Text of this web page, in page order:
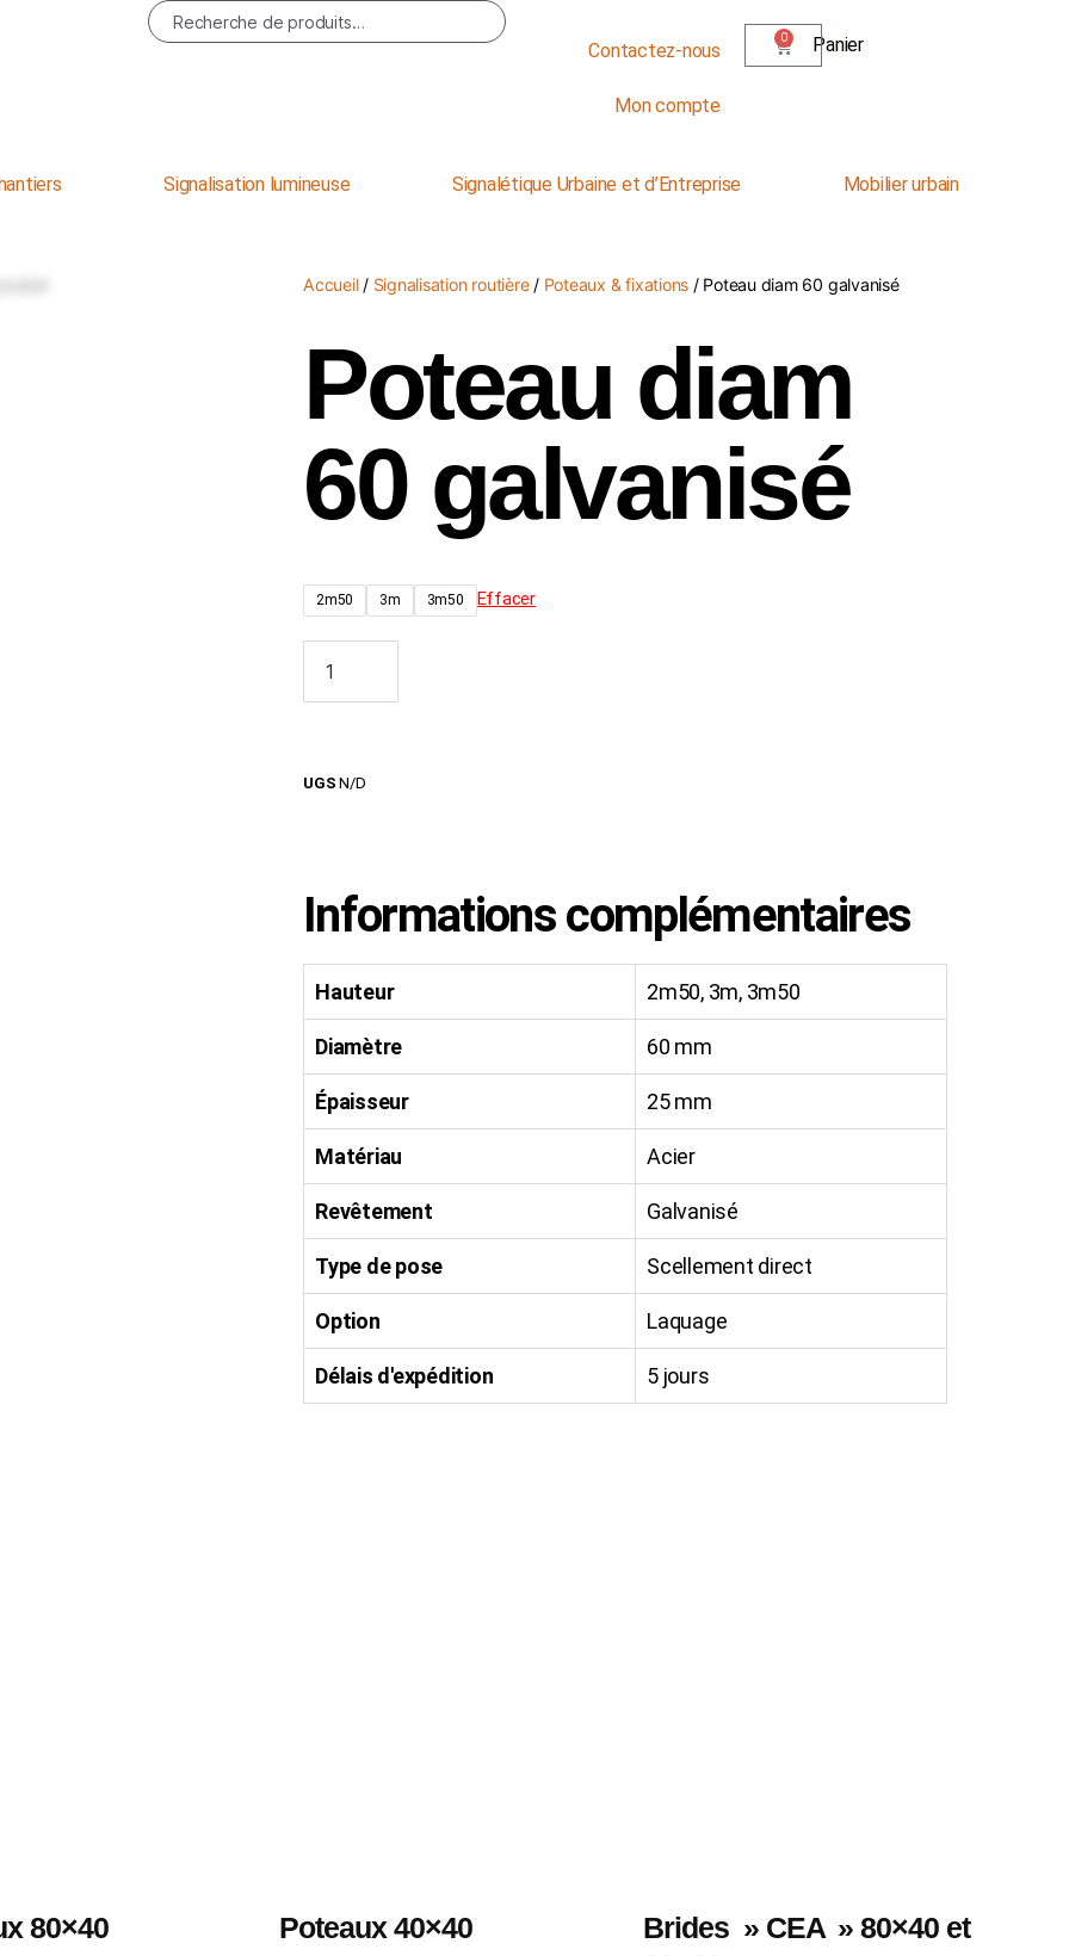
Contactez-nous
Mon compte
Panier
0
Signalisation lumineuse Signalétique Urbaine et d’Entreprise Mobilier urbain
Accueil/ Signalisation routière/ Poteaux & fixations / Poteau diam 60 galvanisé
Poteau diam
60 galvanisé
2m50 3m 3m50 Effacer
UGSN/D
Informations complémentaires
Hauteur 2m50, 3m, 3m50
Diamètre 60 mm
Épaisseur 25 mm
Matériau Acier
Revêtement Galvanisé
Type de pose Scellement direct
Option Laquage
Délais d'expédition 5 jours
80×40 Poteaux 40×40
Brides » CEA » 80×40 et